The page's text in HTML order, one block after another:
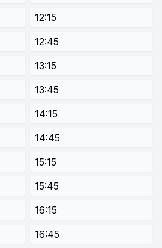
12:15
12:45
13:15
13:45
14:15
14:45
15:15
15:45
16:15
16:45